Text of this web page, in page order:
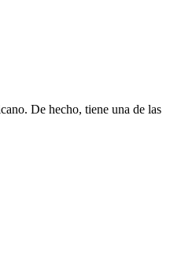
De hecho, tiene una de las